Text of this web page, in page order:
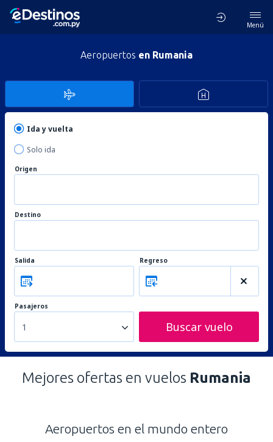
Menú
Aeropuertos en Rumania
Ida y vuelta
Solo ida
Origen
Destino
Salida Regreso
Pasajeros
1 Buscar vuelo
Mejores ofertas en vuelos Rumania
Aeropuertos en el mundo entero